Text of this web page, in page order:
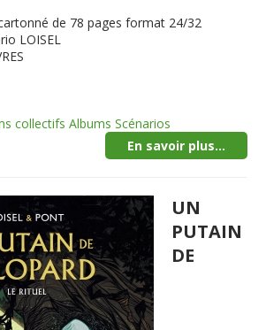
de 78 pages format 24/32
LOISEL
collectifs Albums Scénarios
En savoir plus...
UN
PUTAIN
DE